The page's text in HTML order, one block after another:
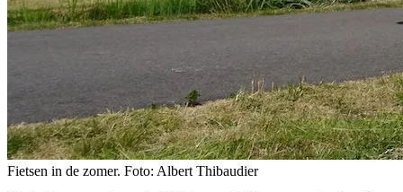
Fietsen in de zomer. Foto: Albert Thibaudier